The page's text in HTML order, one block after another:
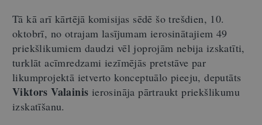
Tā kā arī kārtējā komisijas sēdē šo trešdien, 10.
oktobrī, no otrajam lasījumam ierosinātajiem 49
priekšlikumiem daudzi vēl joprojām nebija izskatīti,
turklāt acīmredzami iezīmējās pretstāve par
likumprojektā ietverto konceptuālo pieeju, deputāts
Viktors Valainis ierosināja pārtraukt priekšlikumu
izskatīšanu.